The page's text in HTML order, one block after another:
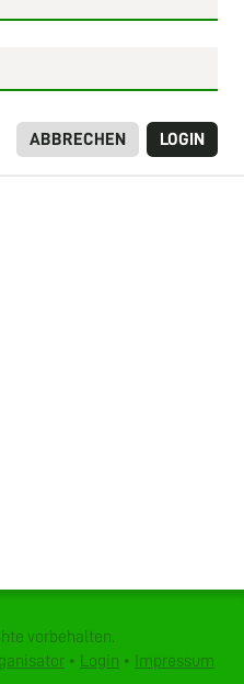
ABBRECHEN
vorbehalten.
• Login •
Impressum